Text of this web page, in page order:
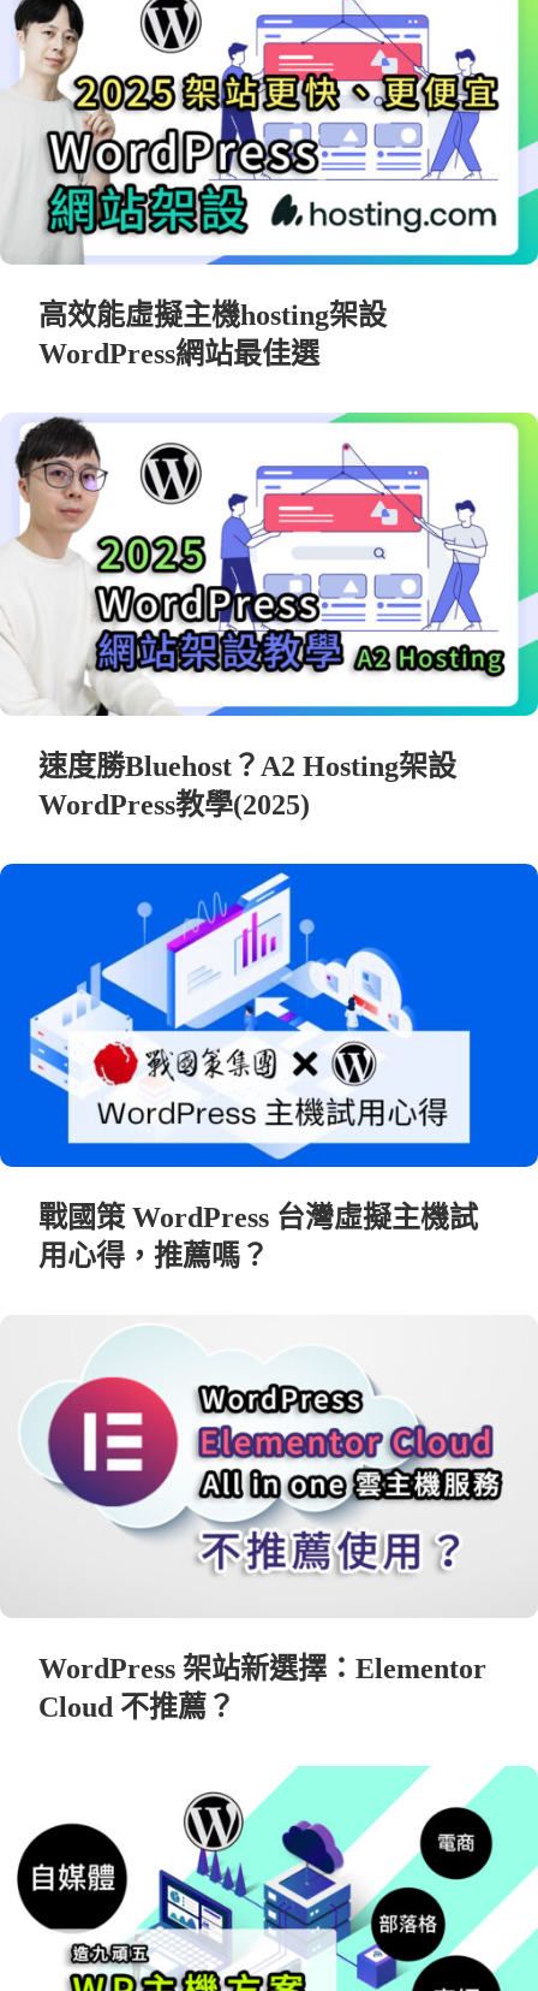
高效能虛擬主機hosting架設
WordPress網站最佳選
速度勝Bluehost？A2 Hosting架設
WordPress教學(2025)
戰國策 WordPress 台灣虛擬主機試
用心得，推薦嗎？
WordPress 架站新選擇：Elementor
Cloud 不推薦？